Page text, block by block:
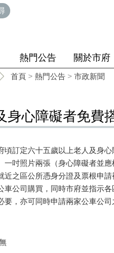
熱門公告 關於市府
首頁 > 熱門公告 > 市政新聞
身心障礙者免
頃訂定六十五歲以上老人及身
一吋照片兩張（身心障礙者並
近之區公所憑身分證及票根申
車公司購買，同時市府並指示
要，亦可同時申請兩家公車公司